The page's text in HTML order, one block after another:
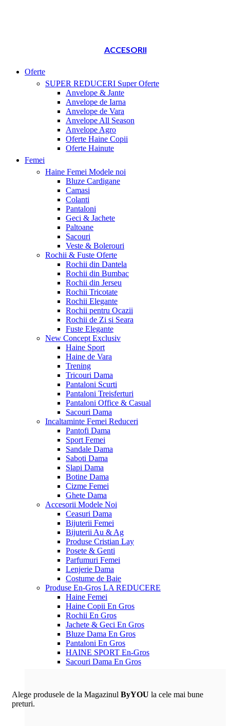
ACCESORII
Oferte
SUPER REDUCERI Super Oferte
Anvelope & Jante
Anvelope de Iarna
Anvelope de Vara
Anvelope All Season
Anvelope Agro
Oferte Haine Copii
Oferte Hainute
Femei
Haine Femei Modele noi
Bluze Cardigane
Camasi
Colanti
Pantaloni
Geci & Jachete
Paltoane
Sacouri
Veste & Bolerouri
Rochii & Fuste Oferte
Rochii din Dantela
Rochii din Bumbac
Rochii din Jerseu
Rochii Tricotate
Rochii Elegante
Rochii pentru Ocazii
Rochii de Zi si Seara
Fuste Elegante
New Concept Exclusiv
Haine Sport
Haine de Vara
Trening
Tricouri Dama
Pantaloni Scurti
Pantaloni Treisferturi
Pantaloni Office & Casual
Sacouri Dama
Incaltaminte Femei Reduceri
Pantofi Dama
Sport Femei
Sandale Dama
Saboti Dama
Slapi Dama
Botine Dama
Cizme Femei
Ghete Dama
Accesorii Modele Noi
Ceasuri Dama
Bijuterii Femei
Bijuterii Au & Ag
Produse Cristian Lay
Posete & Genti
Parfumuri Femei
Lenjerie Dama
Costume de Baie
Produse En-Gros LA REDUCERE
Haine Femei
Haine Copii En Gros
Rochii En Gros
Jachete & Geci En Gros
Bluze Dama En Gros
Pantaloni En Gros
HAINE SPORT En-Gros
Sacouri Dama En Gros
Alege produsele de la Magazinul ByYOU la cele mai bune
preturi.